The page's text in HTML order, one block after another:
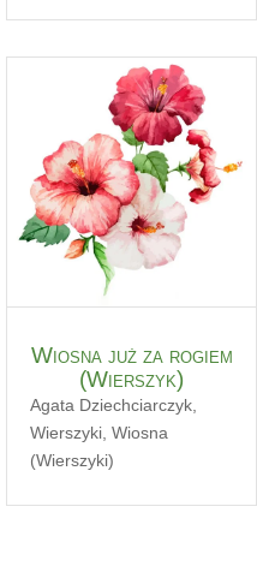
Wiosna już za rogiem
(Wierszyk)
Agata Dziechciarczyk,
Wierszyki, Wiosna
(Wierszyki)